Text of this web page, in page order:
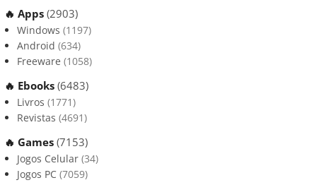
🔥 Apps (2903)
Windows (1197)
Android (634)
Freeware (1058)
🔥 Ebooks (6483)
Livros (1771)
Revistas (4691)
🔥 Games (7153)
Jogos Celular (34)
Jogos PC (7059)